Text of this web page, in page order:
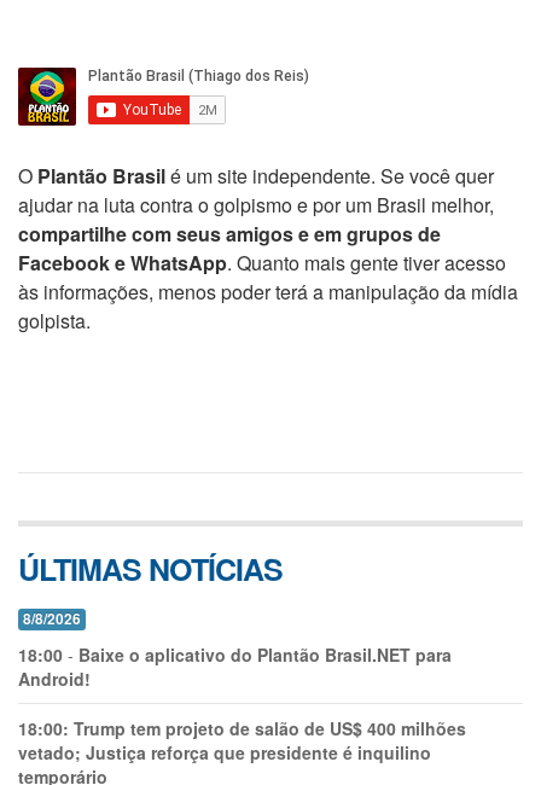
O Plantão Brasilé um site independente. Se você quer
ajudar na luta contra o golpismo e por um Brasil melhor,
compartilhe com seus amigos e em grupos de
Facebook e WhatsApp. Quanto mais gente tiver acesso
às informações, menos poder terá a manipulação da mídia
golpista.
ÚLTIMAS NOTÍCIAS
8/8/2026
18:00 - Baixe o aplicativo do Plantão Brasil.NET para
Android!
18:00: Trump tem projeto de salão de US$ 400 milhões
vetado; Justiça reforça que presidente é inquilino
temporário